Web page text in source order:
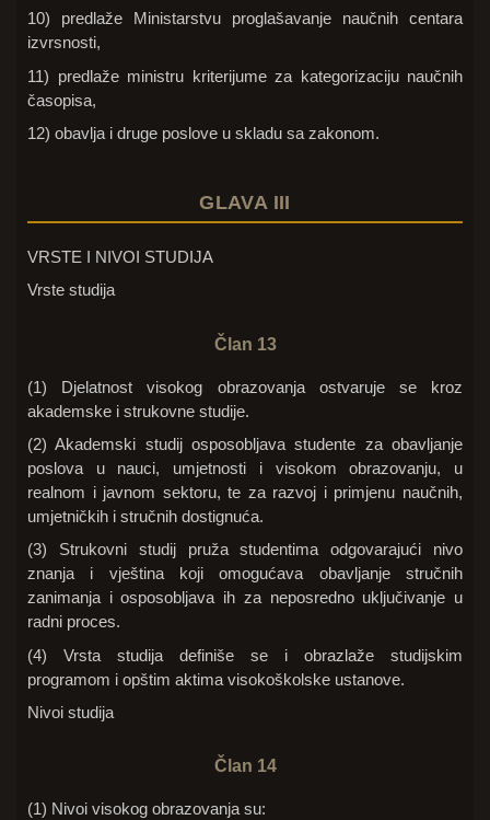
10) predlaže Ministarstvu proglašavanje naučnih centara
izvrsnosti,
11) predlaže ministru kriterijume za kategorizaciju naučnih
časopisa,
12) obavlja i druge poslove u skladu sa zakonom.
GLAVA III
VRSTE I NIVOI STUDIJA
Vrste studija
Član 13
(1) Djelatnost visokog obrazovanja ostvaruje se kroz
akademske i strukovne studije.
(2) Akademski studij osposobljava studente za obavljanje
poslova u nauci, umjetnosti i visokom obrazovanju, u
realnom i javnom sektoru, te za razvoj i primjenu naučnih,
umjetničkih i stručnih dostignuća.
(3) Strukovni studij pruža studentima odgovarajući nivo
znanja i vještina koji omogućava obavljanje stručnih
zanimanja i osposobljava ih za neposredno uključivanje u
radni proces.
(4) Vrsta studija definiše se i obrazlaže studijskim
programom i opštim aktima visokoškolske ustanove.
Nivoi studija
Član 14
(1) Nivoi visokog obrazovanja su: